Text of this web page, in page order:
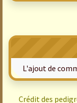
L'ajout de
Crédit des